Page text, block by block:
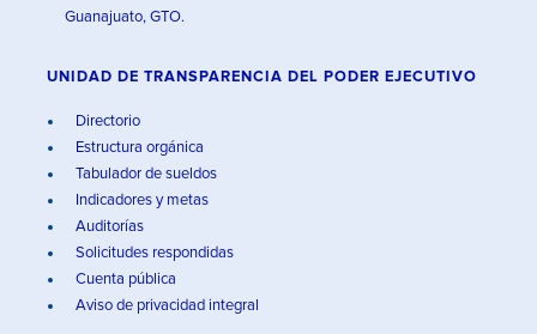
Guanajuato, GTO.
UNIDAD DE TRANSPARENCIA DEL PODER EJECUTIVO
Directorio
Estructura orgánica
Tabulador de sueldos
Indicadores y metas
Auditorías
Solicitudes respondidas
Cuenta pública
Aviso de privacidad integral